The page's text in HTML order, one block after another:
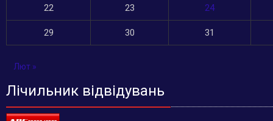
22 23 24
29 30 31
Лют »
Лічильник відвідувань